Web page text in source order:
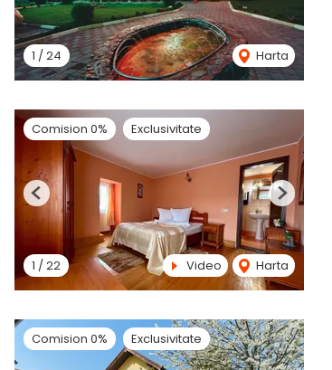
1 /24 Harta
Comision 0% Exclusivitate
1 /22 Video Harta
Previous Next
Comision 0% Exclusivitate